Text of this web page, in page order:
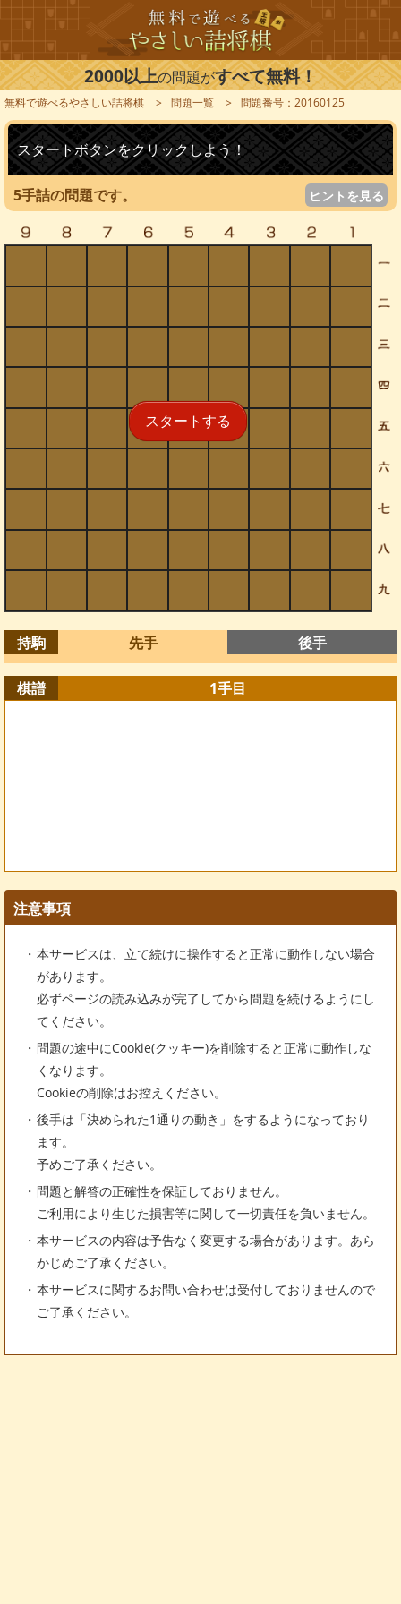
2000以上の問題がすべて無料！
無料で遊べるやさしい詰将棋 問題一覧 問題番号：20160125
スタートボタンをクリックしよう！
5手詰の問題です。 ヒントを見る
スタートする
持駒 先手 後手
棋譜 1手目
注意事項
本サービスは、立て続けに操作すると正常に動作しない場合
があります。
必ずページの読み込みが完了してから問題を続けるようにし
てください。
問題の途中にCookie(クッキー)を削除すると正常に動作しな
くなります。
Cookieの削除はお控えください。
後手は「決められた1通りの動き」をするようになっており
ます。
予めご了承ください。
問題と解答の正確性を保証しておりません。
ご利用により生じた損害等に関して一切責任を負いません。
本サービスの内容は予告なく変更する場合があります。あら
かじめご了承ください。
本サービスに関するお問い合わせは受付しておりませんので
ご了承ください。